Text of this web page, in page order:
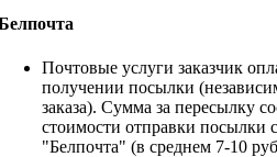
Почтовые услуги заказчик
получении посылки
заказа). Сумма за пересылку
стоимости отправки посылки
"Белпочта" (в среднем 7-10